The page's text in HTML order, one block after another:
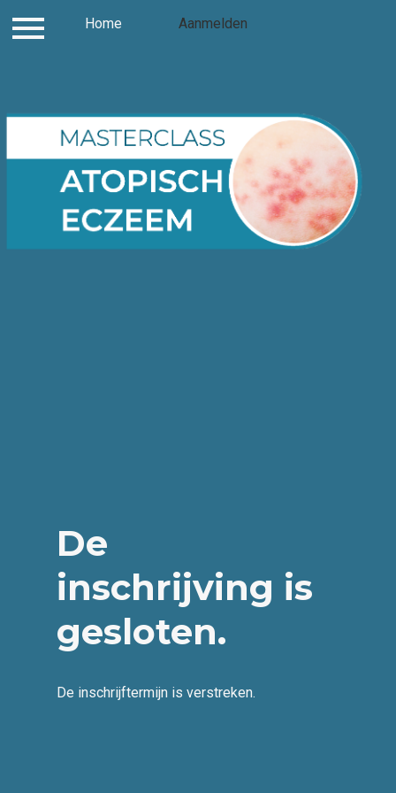
Aanmelden
Contact
Inloggen Home Aanmelden
De
inschrijving is
gesloten.
De inschrijftermijn is verstreken.